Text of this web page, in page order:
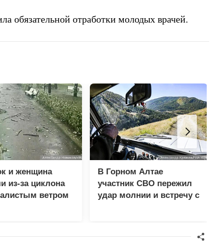
обязательной отработки молодых врачей.
и женщина
из-за циклона
ветром
В Горном Алтае
участник СВО пережил
удар молнии и встречу с